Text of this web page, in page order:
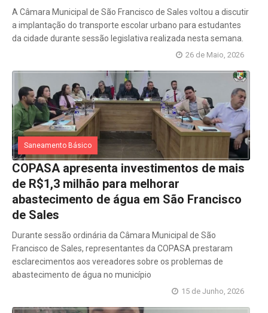
A Câmara Municipal de São Francisco de Sales voltou a discutir
a implantação do transporte escolar urbano para estudantes
da cidade durante sessão legislativa realizada nesta semana.
26 de Maio, 2026
Saneamento Básico
COPASA apresenta investimentos de mais
de R$1,3 milhão para melhorar
abastecimento de água em São Francisco
de Sales
Durante sessão ordinária da Câmara Municipal de São
Francisco de Sales, representantes da COPASA prestaram
esclarecimentos aos vereadores sobre os problemas de
abastecimento de água no município
15 de Junho, 2026